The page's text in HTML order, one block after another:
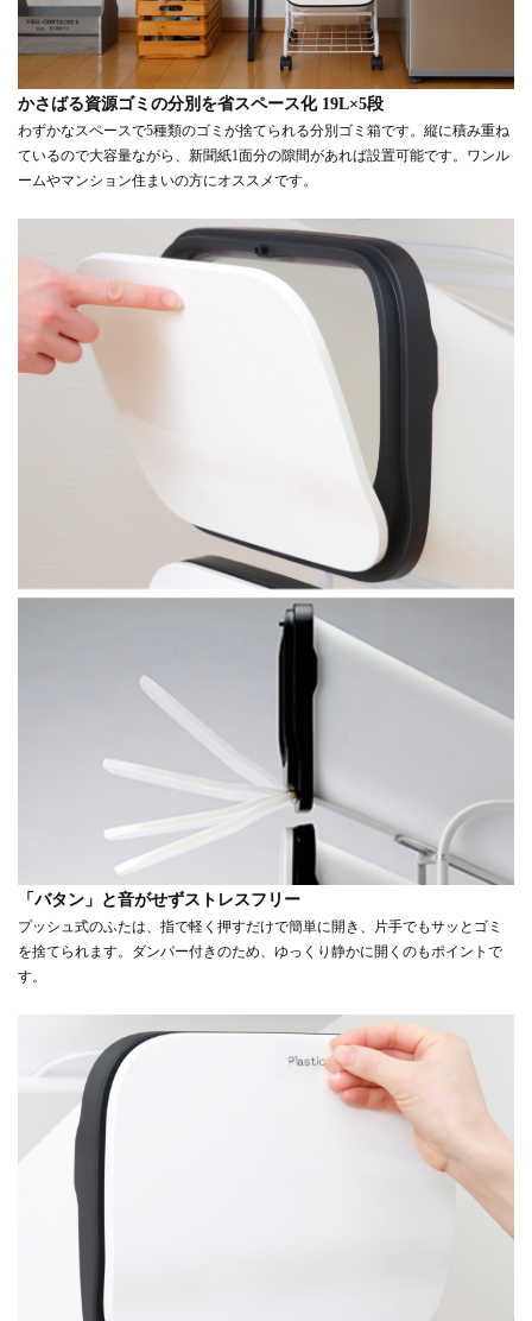
かさばる資源ゴミの分別を省スペース化 19L×5段
わずかなスペースで5種類のゴミが捨てられる分別ゴミ箱です。縦に積み重ね
ているので大容量ながら、新聞紙1面分の隙間があれば設置可能です。ワンル
ームやマンション住まいの方にオススメです。
「バタン」と音がせずストレスフリー
プッシュ式のふたは、指で軽く押すだけで簡単に開き、片手でもサッとゴミ
を捨てられます。ダンパー付きのため、ゆっくり静かに開くのもポイントで
す。